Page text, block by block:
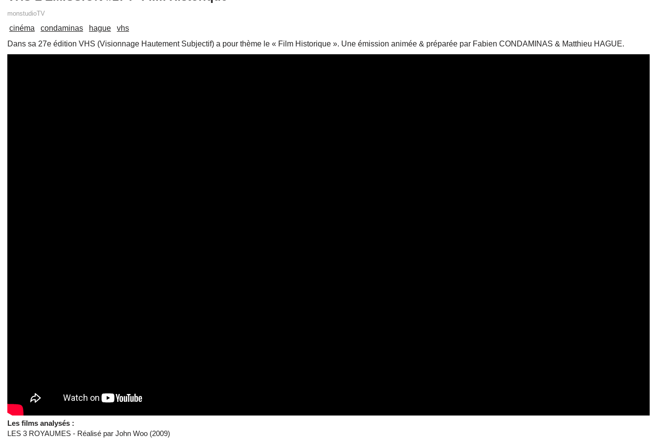
monstudioTV
cinéma condaminas hague
vhs
Dans sa 27e édition VHS (Visionnage Hautement Subjectif) a pour thème le « Film Historique ». Une émission animée & préparée par Fabien CONDAMINAS & Matthieu HAGUE.
Les films analysés :
LES 3 ROYAUMES - Réalisé par John Woo (2009)